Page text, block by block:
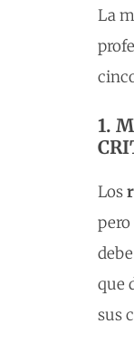
La
1.
Los
que
sus